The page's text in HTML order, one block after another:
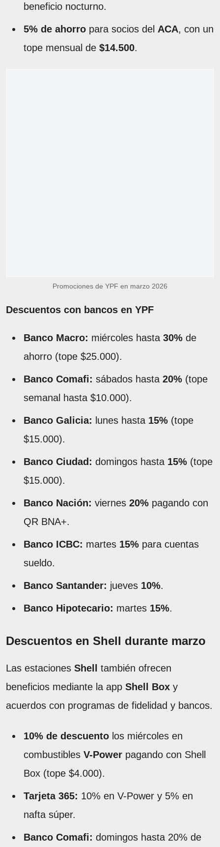
beneficio nocturno.
5% de ahorro para socios del ACA, con un
tope mensual de $14.500.
Promociones de YPF en marzo 2026
Descuentos con bancos en YPF
Banco Macro: miércoles hasta 30% de
ahorro (tope $25.000).
Banco Comafi: sábados hasta 20% (tope
semanal hasta $10.000).
Banco Galicia: lunes hasta 15% (tope
$15.000).
Banco Ciudad: domingos hasta 15% (tope
$15.000).
Banco Nación: viernes 20% pagando con
QR BNA+.
Banco ICBC: martes 15% para cuentas
sueldo.
Banco Santander: jueves 10%.
Banco Hipotecario: martes 15%.
Descuentos en Shell durante marzo
Las estaciones Shell
también ofrecen
beneficios mediante la app Shell Box y
acuerdos con programas de fidelidad y bancos.
10% de descuento los miércoles en
combustibles V-Power pagando con Shell
Box (tope $4.000).
Tarjeta 365: 10% en V-Power y 5% en
nafta súper.
Banco Comafi: domingos hasta 20% de